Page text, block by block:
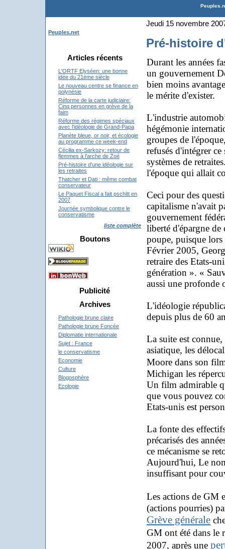
Peuples.net
Articles récents
L'ORTF Elyséen: une bonne
idée du 21ème siècle
Le nouveau centre se finance en
polynésie
Réforme de la carte judiciaire:
Cinq personnes en grève de la
faim
Réforme des régimes spéciaux
avec l'idéologie de Grand-Papa
Planète bleue, or noir, et écologie
au programme ce week-end
Cécilia ex-Sarkozy: retour de
flemmes à l'arche de Zoé
Pré-histoire d'une idéologie sur
les retraites
Thatcher et Dati : même combat
conservateur
Le Paquet Fiscal a fait pschitt en
2007
Journée symbolique contre le
conservatisme
liste complète
Boutons
Publicité
Archives
Pathologie brune claire
Pathologie brune Foncée
Diplomatie internationale
Sujet : France
le conservatisme
Economie
Culture
Blogosphère
Ecologie
Jeudi 15 novembre
Pré-histoire
Durant les années
un gouvernement
bien moins
le mérite d'exister.
L'industrie
hégémonie
groupes de
refusés d'intégrer
systèmes de
l'époque qui allait
Ceci pour des
capitalisme n'avait
gouvernement
liberté d'épargne
poupe, puisque
Février 2005,
retraire des Etats-
génération ». «
aussi une profonde
L'idéologie
depuis plus de 60
La suite est
asiatique, les
Moore dans son
Michigan les
Un film admirable
que vous pouvez
Etats-unis est
La fonte des
précarisés des
ce mécanisme se
Aujourd'hui, Le
insuffisant pour
Les actions de GM
(actions pourries)
Grève générale
GM ont été dans le
2007, après une